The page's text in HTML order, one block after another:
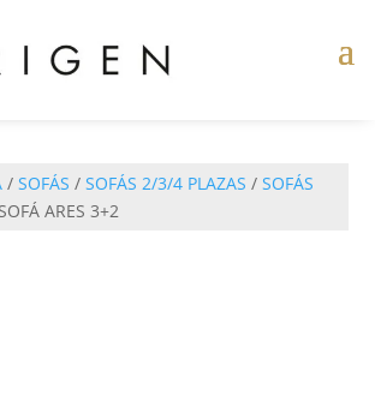
/SOFÁS /SOFÁS 2/3/4 PLAZAS /SOFÁS
ARES 3+2